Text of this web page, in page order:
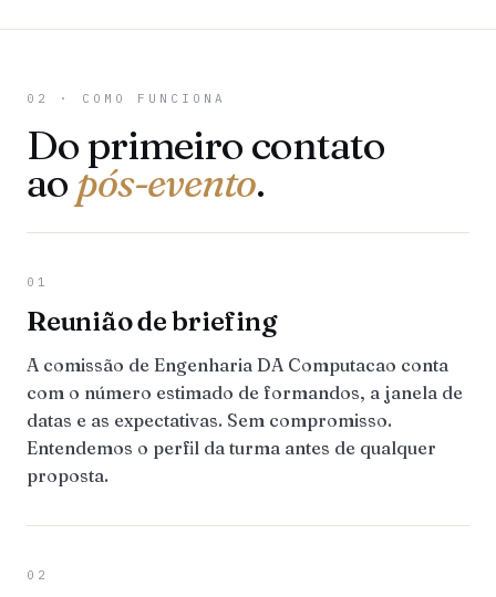
02 · COMO FUNCIONA
Do primeiro contato
ao pós-evento.
01
Reunião de briefing
A comissão de Engenharia DA Computacao conta
com o número estimado de formandos, a janela de
datas e as expectativas. Sem compromisso.
Entendemos o perfil da turma antes de qualquer
proposta.
02